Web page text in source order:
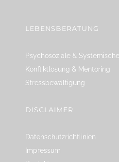
LEBENSBERATUNG
Psychosoziale &
Konfliktlösung & Mentoring
Stressbewältigung
DISCLAIMER
Datenschutzrichtlinien
Impressum